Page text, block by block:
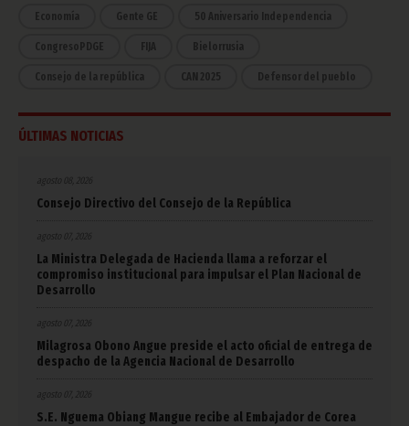
Economía Gente GE 50 Aniversario Independencia
CongresoPDGE FIJA Bielorrusia
Consejo de la república CAN 2025 Defensor del pueblo
ÚLTIMAS NOTICIAS
agosto 08, 2026
Consejo Directivo del Consejo de la República
agosto 07, 2026
La Ministra Delegada de Hacienda llama a reforzar el
compromiso institucional para impulsar el Plan Nacional de
Desarrollo
agosto 07, 2026
Milagrosa Obono Angue preside el acto oficial de entrega de
despacho de la Agencia Nacional de Desarrollo
agosto 07, 2026
S.E. Nguema Obiang Mangue recibe al Embajador de Corea